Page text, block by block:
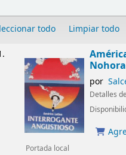
todo Limpiar todo
Portada local
por
Detalles